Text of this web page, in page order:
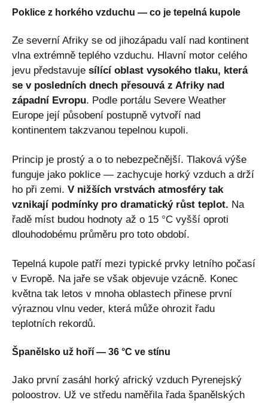
Poklice z horkého vzduchu — co je tepelná kupole
Ze severní Afriky se od jihozápadu valí nad kontinent
vlna extrémně teplého vzduchu. Hlavní motor celého
jevu představuje sílící oblast vysokého tlaku, která
se v posledních dnech přesouvá z Afriky nad
západní Evropu. Podle portálu Severe Weather
Europe její působení postupně vytvoří nad
kontinentem takzvanou tepelnou kupoli.
Princip je prostý a o to nebezpečnější. Tlaková výše
funguje jako poklice — zachycuje horký vzduch a drží
ho při zemi. V nižších vrstvách atmosféry tak
vznikají podmínky pro dramatický růst teplot. Na
řadě míst budou hodnoty až o 15 °C vyšší oproti
dlouhodobému průměru pro toto období.
Tepelná kupole patří mezi typické prvky letního počasí
v Evropě. Na jaře se však objevuje vzácně. Konec
května tak letos v mnoha oblastech přinese první
výraznou vlnu veder, která může ohrozit řadu
teplotních rekordů.
Španělsko už hoří — 36 °C ve stínu
Jako první zasáhl horký africký vzduch Pyrenejský
poloostrov. Už ve středu naměřila řada španělských